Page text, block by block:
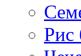
Рис